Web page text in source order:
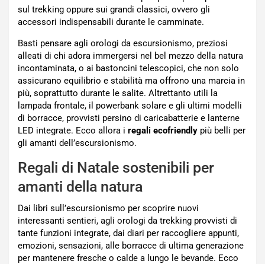
sul trekking oppure sui grandi classici, ovvero gli
accessori indispensabili durante le camminate.
Basti pensare agli orologi da escursionismo, preziosi
alleati di chi adora immergersi nel bel mezzo della natura
incontaminata, o ai bastoncini telescopici, che non solo
assicurano equilibrio e stabilità ma offrono una marcia in
più, soprattutto durante le salite. Altrettanto utili la
lampada frontale, il powerbank solare e gli ultimi modelli
di borracce, provvisti persino di caricabatterie e lanterne
LED integrate. Ecco allora i regali ecofriendly più belli per
gli amanti dell’escursionismo.
Regali di Natale sostenibili per
amanti della natura
Dai libri sull’escursionismo per scoprire nuovi
interessanti sentieri, agli orologi da trekking provvisti di
tante funzioni integrate, dai diari per raccogliere appunti,
emozioni, sensazioni, alle borracce di ultima generazione
per mantenere fresche o calde a lungo le bevande. Ecco